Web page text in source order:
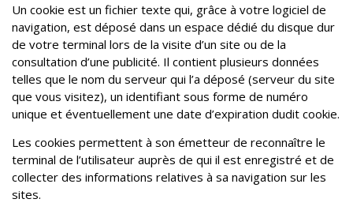
Un cookie est un fichier texte qui, grâce à votre logiciel de
navigation, est déposé dans un espace dédié du disque dur
de votre terminal lors de la visite d’un site ou de la
consultation d’une publicité. Il contient plusieurs données
telles que le nom du serveur qui l’a déposé (serveur du site
que vous visitez), un identifiant sous forme de numéro
unique et éventuellement une date d’expiration dudit cookie.
Les cookies permettent à son émetteur de reconnaître le
terminal de l’utilisateur auprès de qui il est enregistré et de
collecter des informations relatives à sa navigation sur les
sites.